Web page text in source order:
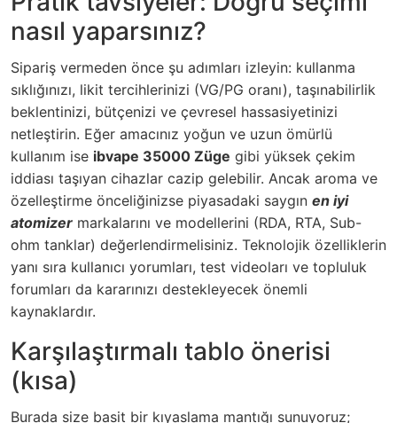
nasıl yaparsınız?
Sipariş vermeden önce şu adımları izleyin: kullanma
sıklığınızı, likit tercihlerinizi (VG/PG oranı), taşınabilirlik
beklentinizi, bütçenizi ve çevresel hassasiyetinizi
netleştirin. Eğer amacınız yoğun ve uzun ömürlü
kullanım ise ibvape 35000 Züge gibi yüksek çekim
iddiası taşıyan cihazlar cazip gelebilir. Ancak aroma ve
özelleştirme önceliğinizse piyasadaki saygın en iyi
atomizer markalarını ve modellerini (RDA, RTA, Sub-
ohm tanklar) değerlendirmelisiniz. Teknolojik özelliklerin
yanı sıra kullanıcı yorumları, test videoları ve topluluk
forumları da kararınızı destekleyecek önemli
kaynaklardır.
Karşılaştırmalı tablo önerisi
(kısa)
Burada size basit bir kıyaslama mantığı sunuyoruz;